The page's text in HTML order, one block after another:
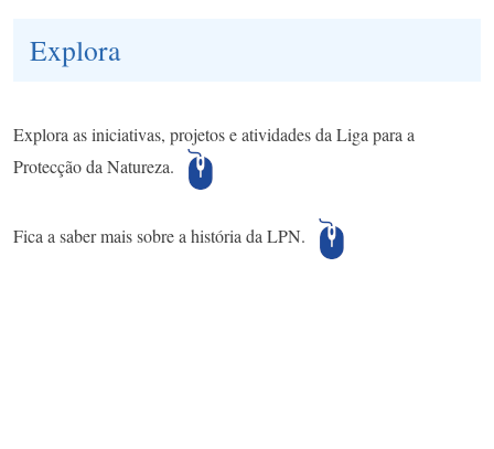
Explora
Explora as iniciativas, projetos e atividades da Liga para a
Protecção da Natureza.
Fica a saber mais sobre a história da LPN.